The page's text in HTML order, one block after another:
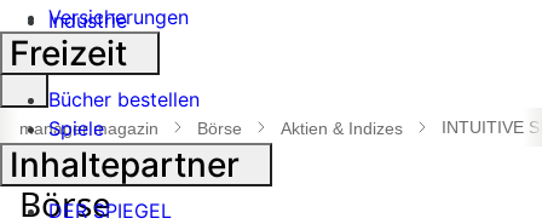
Industrie
Suche
öffnen
manager magazin Börse Aktien & Indizes INTUITIVE
Versicherungen
Freizeit
Bücher bestellen
Spiele
Inhaltepartner
DER SPIEGEL